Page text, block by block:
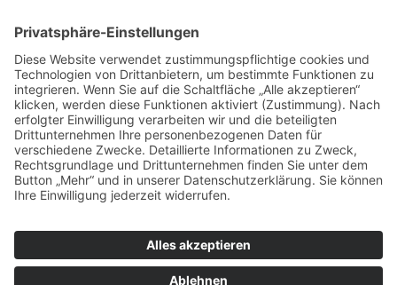
Ingenieurbüro für Tiefbautechnik Marktredwitz GmbH
Max-Reger-Straße 5
95615 Marktredwitz
Tel:09231 / 9967-0
Fax:09231 / 9967-24
E-Mail:info@tiefbautechnik.de
RECHTLICHES
Cookie-Einstellungen